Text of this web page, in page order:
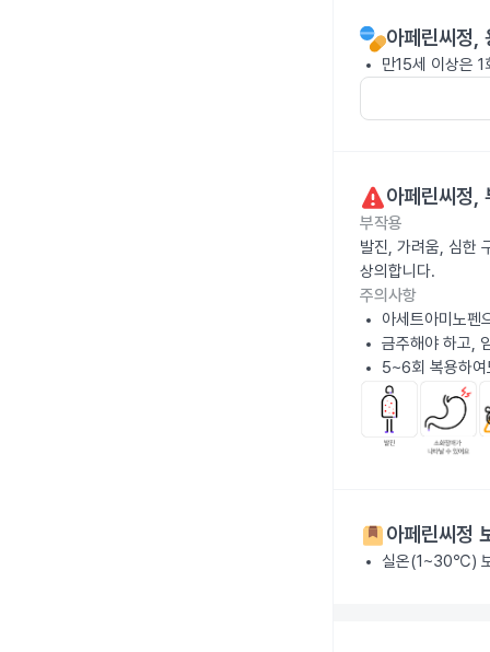
아페린씨정,
만15세 이상은
아페린씨정,
부작용
발진, 가려움, 심한
상의합니다.
주의사항
아세트아미노펜
금주해야 하고,
5~6회 복용하여
아페린씨정
실온(1~30℃)